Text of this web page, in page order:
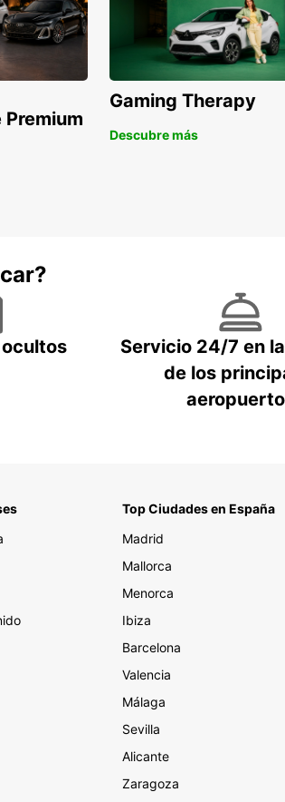
Gaming Therapy
Descubre más
Servicio 24/7 en
de los
Top Ciudades en España
Madrid
Mallorca
Menorca
Ibiza
Barcelona
Valencia
Málaga
Sevilla
Alicante
Zaragoza